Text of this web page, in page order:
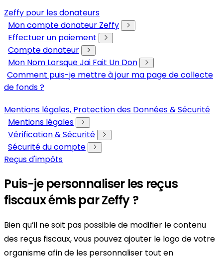
Zeffy pour les donateurs
Mon compte donateur Zeffy
Effectuer un paiement
Compte donateur
Mon Nom Lorsque Jai Fait Un Don
Comment puis-je mettre à jour ma page de collecte
de fonds ?
Mentions légales, Protection des Données & Sécurité
Mentions légales
Vérification & Sécurité
Sécurité du compte
Reçus d'impôts
Puis-je personnaliser les reçus
fiscaux émis par Zeffy ?
Bien qu’il ne soit pas possible de modifier le contenu
des reçus fiscaux, vous pouvez ajouter le logo de votre
organisme afin de les personnaliser tout en